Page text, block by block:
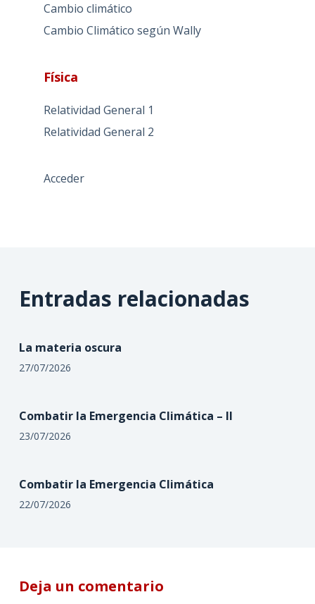
Cambio climático
Cambio Climático según Wally
Física
Relatividad General 1
Relatividad General 2
Acceder
Entradas relacionadas
La materia oscura
27/07/2026
Combatir la Emergencia Climática – II
23/07/2026
Combatir la Emergencia Climática
22/07/2026
Deja un comentario